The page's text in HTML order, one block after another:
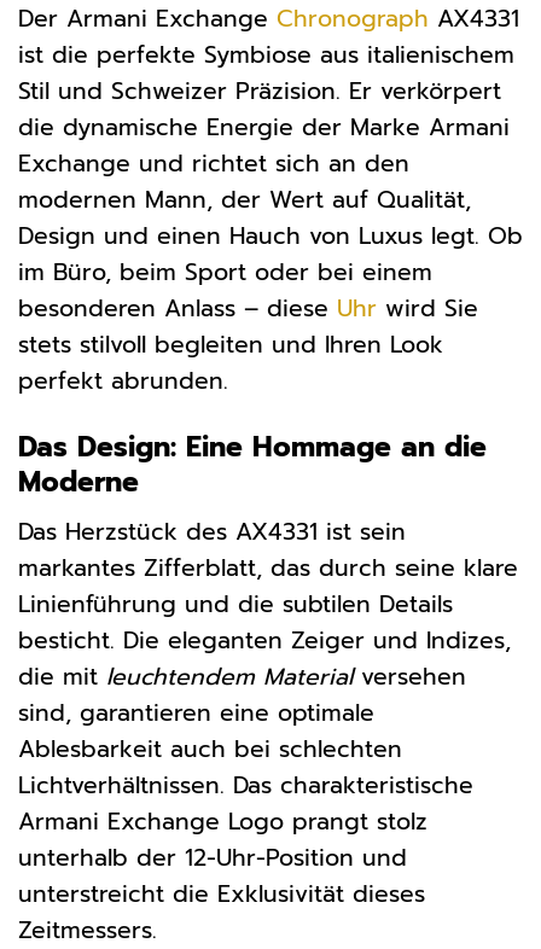
Der Armani Exchange Chronograph AX4331
ist die perfekte Symbiose aus italienischem
Stil und Schweizer Präzision. Er verkörpert
die dynamische Energie der Marke Armani
Exchange und richtet sich an den
modernen Mann, der Wert auf Qualität,
Design und einen Hauch von Luxus legt. Ob
im Büro, beim Sport oder bei einem
besonderen Anlass – diese Uhr wird Sie
stets stilvoll begleiten und Ihren Look
perfekt abrunden.
Das Design: Eine Hommage an die
Moderne
Das Herzstück des AX4331 ist sein
markantes Zifferblatt, das durch seine klare
Linienführung und die subtilen Details
besticht. Die eleganten Zeiger und Indizes,
die mit leuchtendem Materialversehen
sind, garantieren eine optimale
Ablesbarkeit auch bei schlechten
Lichtverhältnissen. Das charakteristische
Armani Exchange Logo prangt stolz
unterhalb der 12-Uhr-Position und
unterstreicht die Exklusivität dieses
Zeitmessers.